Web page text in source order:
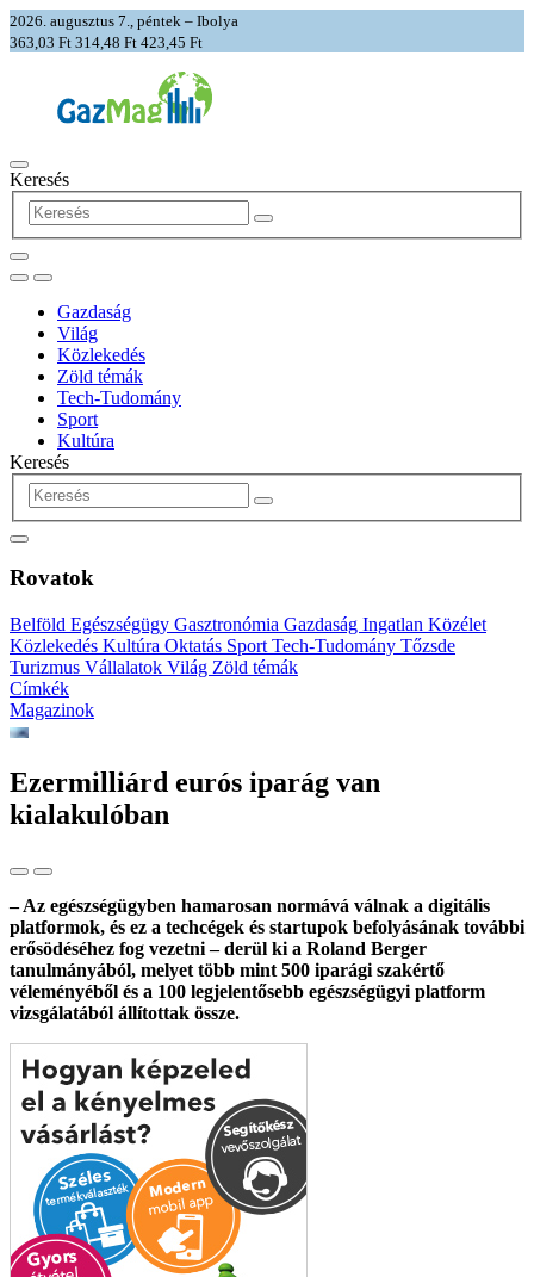
2026. augusztus 7., péntek – Ibolya
363,03 Ft 314,48 Ft 423,45 Ft
Keresés
Gazdaság
Világ
Közlekedés
Zöld témák
Tech-Tudomány
Sport
Kultúra
Keresés
Rovatok
Belföld Egészségügy Gasztronómia Gazdaság Ingatlan Közélet
Közlekedés Kultúra Oktatás Sport Tech-Tudomány Tőzsde
Turizmus Vállalatok Világ Zöld témák
Címkék
Magazinok
Ezermilliárd eurós iparág van
kialakulóban
– Az egészségügyben hamarosan normává válnak a digitális
platformok, és ez a techcégek és startupok befolyásának további
erősödéséhez fog vezetni – derül ki a Roland Berger
tanulmányából, melyet több mint 500 iparági szakértő
véleményéből és a 100 legjelentősebb egészségügyi platform
vizsgálatából állítottak össze.